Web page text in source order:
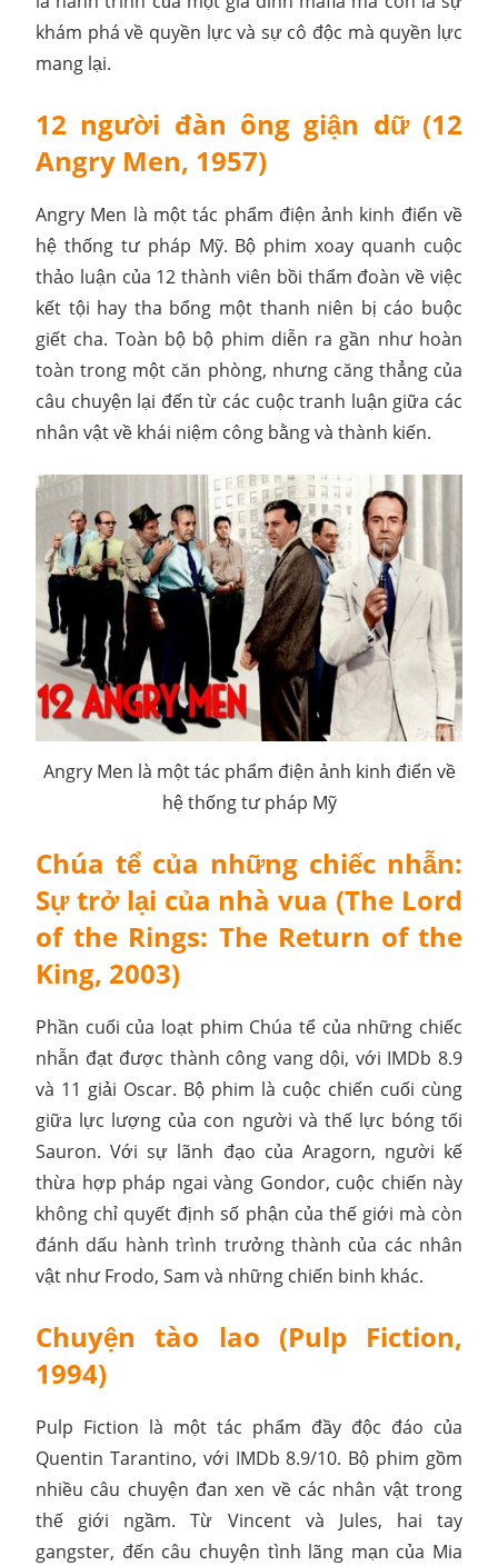
khám phá về quyền lực và sự cô độc mà quyền lực
mang lại.
12 người đàn ông giận dữ (12
Angry Men, 1957)
Angry Men là một tác phẩm điện ảnh kinh điển về
hệ thống tư pháp Mỹ. Bộ phim xoay quanh cuộc
thảo luận của 12 thành viên bồi thẩm đoàn về việc
kết tội hay tha bổng một thanh niên bị cáo buộc
giết cha. Toàn bộ bộ phim diễn ra gần như hoàn
toàn trong một căn phòng, nhưng căng thẳng của
câu chuyện lại đến từ các cuộc tranh luận giữa các
nhân vật về khái niệm công bằng và thành kiến.
Angry Men là một tác phẩm điện ảnh kinh điển về
hệ thống tư pháp Mỹ
Chúa tể của những chiếc nhẫn:
Sự trở lại của nhà vua (The Lord
of the Rings: The Return of the
King, 2003)
Phần cuối của loạt phim Chúa tể của những chiếc
nhẫn đạt được thành công vang dội, với IMDb 8.9
và 11 giải Oscar. Bộ phim là cuộc chiến cuối cùng
giữa lực lượng của con người và thế lực bóng tối
Sauron. Với sự lãnh đạo của Aragorn, người kế
thừa hợp pháp ngai vàng Gondor, cuộc chiến này
không chỉ quyết định số phận của thế giới mà còn
đánh dấu hành trình trưởng thành của các nhân
vật như Frodo, Sam và những chiến binh khác.
Chuyện tào lao (Pulp Fiction,
1994)
Pulp Fiction là một tác phẩm đầy độc đáo của
Quentin Tarantino, với IMDb 8.9/10. Bộ phim gồm
nhiều câu chuyện đan xen về các nhân vật trong
thế giới ngầm. Từ Vincent và Jules, hai tay
gangster, đến câu chuyện tình lãng mạn của Mia